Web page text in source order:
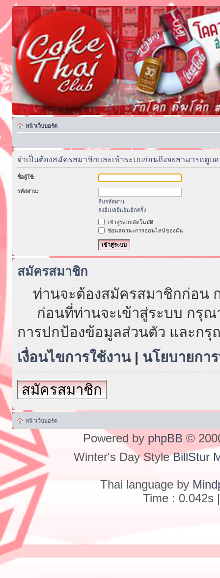
หน้าเว็บบอร์ด
จำเป็นต้องสมัครสมาชิกและเข้าระบบก่อนถึงจะสามารถดูบ
ชื่อผู้ใช้:
รหัสผ่าน:
ลืมรหัสผ่าน
ส่งอีเมลยืนยันอีกครั้ง
เข้าสู่ระบบอัตโนมัติ
ซ่อนสถานะการออนไลน์ของฉัน
สมัครสมาชิก
ท่านจะต้องสมัครสมาชิกก่อน
ก่อนที่ท่านจะเข้าสู่ระบบ กรุณ
การปกป้องข้อมูลส่วนตัว และก
เงื่อนไขการใช้งาน| นโยบายกา
สมัครสมาชิก
หน้าเว็บบอร์ด
Powered by phpBB ©
Winter's Day StyleBillStur
Thai language by
Time : 0.042s